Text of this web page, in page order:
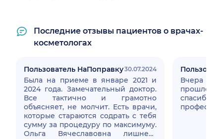
Последние отзывы пациентов о врачах-
косметологах
Пользователь НаПоправку30.07.2024
Была на приеме в январе 2021 и
2024 года. Замечательный доктор.
Все тактично и грамотно
объясняет, не молчит. Есть врачи,
которые стараются содрать с тебя
сумму за процедуру по максимуму.
Ольга Вячеславовна лишнего
Вчера
прошло